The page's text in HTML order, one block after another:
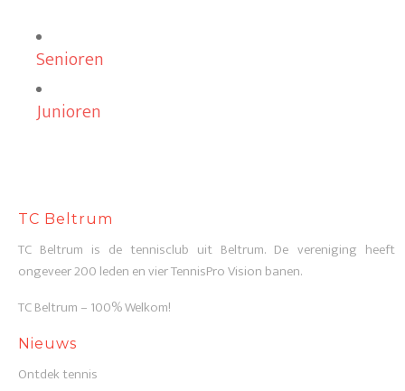
Senioren
Junioren
TC Beltrum
TC Beltrum is de tennisclub uit Beltrum. De vereniging heeft
ongeveer 200 leden en vier TennisPro Vision banen.
TC Beltrum – 100% Welkom!
Nieuws
Ontdek tennis